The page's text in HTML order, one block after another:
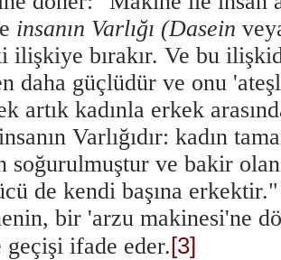
insanın Varlığı (Dasein
ilişkiye bırakır. Ve bu
daha güçlüdür ve onu
artık kadınla erkek
Varlığıdır: kadın
soğurulmuştur ve bakir
de kendi başına
bir 'arzu makinesi'ne
ifade eder.[3]